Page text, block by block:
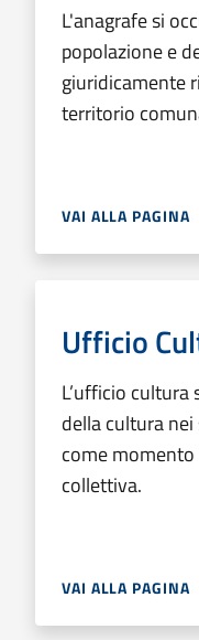
L'anagrafe si
popolazione e
giuridicamente
territorio
VAI ALLA PAGINA
Ufficio
L’ufficio
della cultura
come
collettiva.
VAI ALLA PAGINA